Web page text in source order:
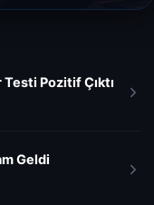
Pozitif Çıktı
Geldi